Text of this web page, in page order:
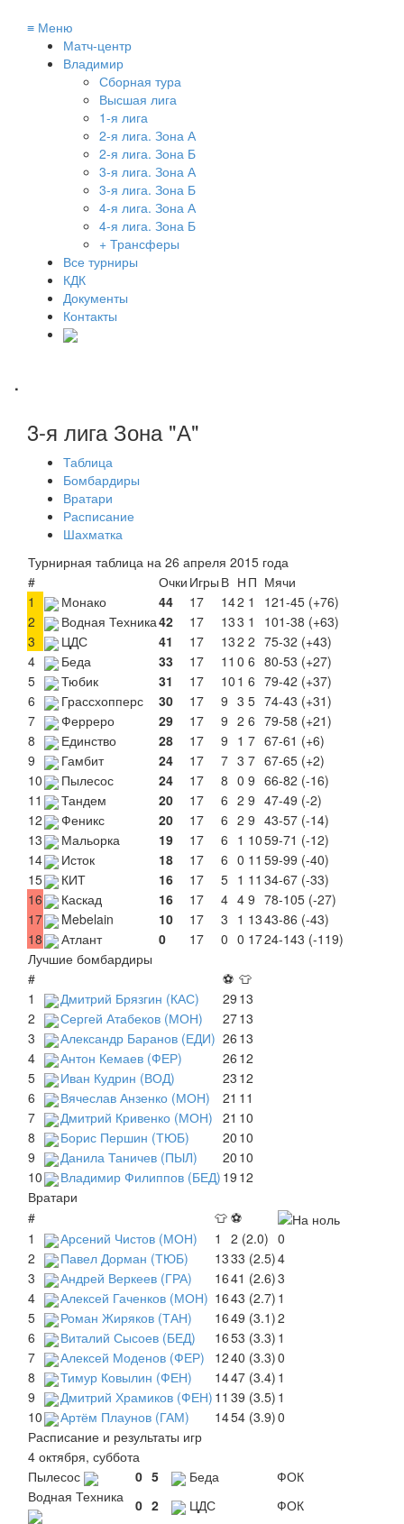
≡ Меню
Матч-центр
Владимир
Сборная тура
Высшая лига
1-я лига
2-я лига. Зона А
2-я лига. Зона Б
3-я лига. Зона А
3-я лига. Зона Б
4-я лига. Зона А
4-я лига. Зона Б
+ Трансферы
Все турниры
КДК
Документы
Контакты
.
3-я лига Зона "А"
Таблица
Бомбардиры
Вратари
Расписание
Шахматка
Турнирная таблица на 26 апреля 2015 года
#
Очки Игры В Н П Мячи
1
Монако 44 17 142 1
121-45 (+76)
2
Водная Техника42 17 133 1
101-38 (+63)
3
ЦДС 41 17 132 2 75-32 (+43)
4
Беда 33 17 11 0 6 80-53 (+27)
5
Тюбик 31 17 10 1 6 79-42 (+37)
6
Грассхопперс 30 17 9 3 5 74-43 (+31)
7
Ферреро 29 17 9 2 6 79-58 (+21)
8
Единство 28 17 9 1 7 67-61 (+6)
9
Гамбит 24 17 7 3 7 67-65 (+2)
10
Пылесос 24 17 8 0 9 66-82 (-16)
11
Тандем 20 17 6 2 9 47-49 (-2)
12
Феникс 20 17 6 2 9 43-57 (-14)
13
Мальорка 19 17 6 1 1059-71 (-12)
14
Исток 18 17 6 0 11 59-99 (-40)
15
КИТ 16 17 5 1 11 34-67 (-33)
16
Каскад 16 17 4 4 9 78-105 (-27)
17
Mebelain 10 17 3 1 1343-86 (-43)
18
Атлант 0 17 0 0 1724-143 (-119)
Лучшие бомбардиры
#
⚽ 👕
1
Дмитрий Брязгин (КАС) 29 13
2
Сергей Атабеков (МОН) 2713
3
Александр Баранов (ЕДИ) 26 13
4
Антон Кемаев (ФЕР) 26 12
5
Иван Кудрин (ВОД) 23 12
6
Вячеслав Анзенко (МОН) 21 11
7
Дмитрий Кривенко (МОН) 21 10
8
Борис Першин (ТЮБ) 20 10
9
Данила Таничев (ПЫЛ) 20 10
10
Владимир Филиппов (БЕД) 19 12
Вратари
#
👕 ⚽
1
Арсений Чистов (МОН) 1 2 (2.0) 0
2
Павел Дорман (ТЮБ) 1333 (2.5)4
3
Андрей Веркеев (ГРА) 1641 (2.6)3
4
Алексей Гаченков (МОН) 1643 (2.7) 1
5
Роман Жиряков (ТАН) 1649 (3.1)2
6
Виталий Сысоев (БЕД) 1653 (3.3) 1
7
Алексей Моденов (ФЕР) 1240 (3.3)0
8
Тимур Ковылин (ФЕН) 1447 (3.4) 1
9
Дмитрий Храмиков (ФЕН) 11 39 (3.5) 1
10
Артём Плаунов (ГАМ) 1454 (3.9)0
Расписание и результаты игр
4 октября, суббота
Пылесос
0 5 Беда
ФОК
Водная Техника
0 2 ЦДС
ФОК